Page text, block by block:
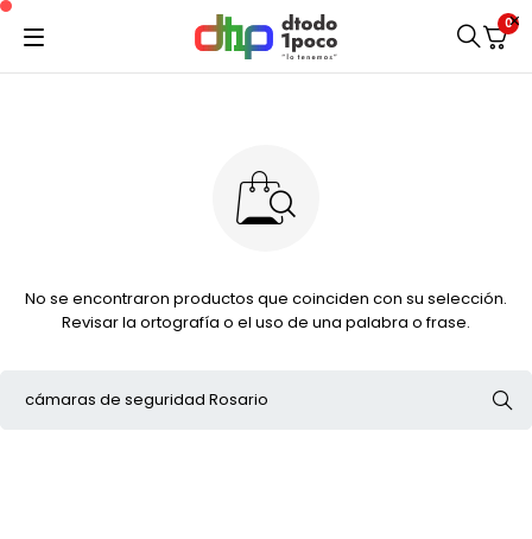
0
No se encontraron productos que coinciden con su selección.
Revisar la ortografía o el uso de una palabra o frase.